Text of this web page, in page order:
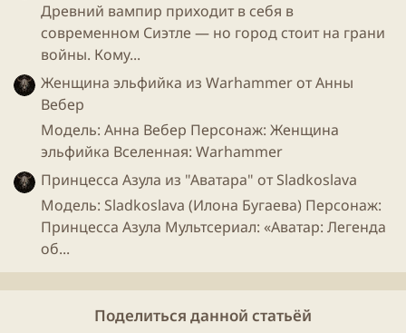
Древний вампир приходит в себя в
современном Сиэтле — но город стоит на грани
войны. Кому...
Женщина эльфийка из Warhammer от Анны
Вебер
Модель: Анна Вебер Персонаж: Женщина
эльфийка Вселенная: Warhammer
Принцесса Азула из "Аватара" от Sladkoslava
Модель: Sladkoslava (Илона Бугаева) Персонаж:
Принцесса Азула Мультсериал: «Аватар: Легенда
об...
Поделиться данной статьёй